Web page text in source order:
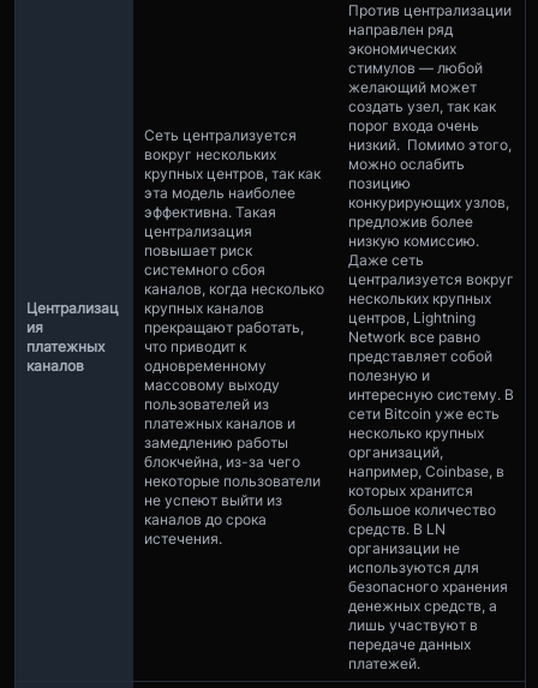
Централизац
ия
платежных
каналов
Сеть централизуется
вокруг нескольких
крупных центров, так как
эта модель наиболее
эффективна. Такая
централизация
повышает риск
системного сбоя
каналов, когда несколько
крупных каналов
прекращают работать,
что приводит к
одновременному
массовому выходу
пользователей из
платежных каналов и
замедлению работы
блокчейна, из-за чего
некоторые пользователи
не успеют выйти из
каналов до срока
истечения.
Против централизации
направлен ряд
экономических
стимулов — любой
желающий может
создать узел, так как
порог входа очень
низкий. Помимо этого,
можно ослабить
позицию
конкурирующих узлов,
предложив более
низкую комиссию.
Даже сеть
централизуется вокруг
нескольких крупных
центров, Lightning
Network все равно
представляет собой
полезную и
интересную систему. В
сети Bitcoin уже есть
несколько крупных
организаций,
например, Coinbase, в
которых хранится
большое количество
средств. В LN
организации не
используются для
безопасного хранения
денежных средств, а
лишь участвуют в
передаче данных
платежей.